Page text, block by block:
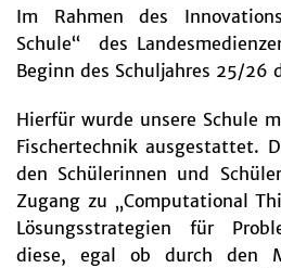
Im Rahmen des
Schule“ des
Beginn des Schuljahres 25/26
Hierfür wurde unsere Schule
Fischertechnik ausgestattet.
den Schülerinnen und
Zugang zu „Computational
Lösungsstrategien für
diese, egal ob durch den